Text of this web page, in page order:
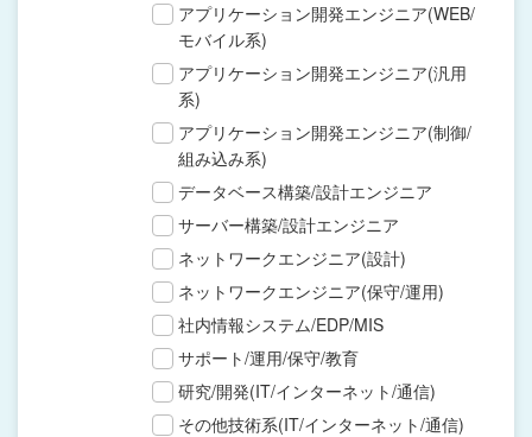
アプリケーション開発エンジニア(WEB/
モバイル系)
アプリケーション開発エンジニア(汎用
系)
アプリケーション開発エンジニア(制御/
組み込み系)
データベース構築/設計エンジニア
サーバー構築/設計エンジニア
ネットワークエンジニア(設計)
ネットワークエンジニア(保守/運用)
社内情報システム/EDP/MIS
サポート/運用/保守/教育
研究/開発(IT/インターネット/通信)
その他技術系(IT/インターネット/通信)